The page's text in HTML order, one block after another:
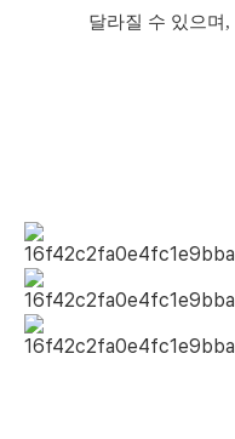
달라질 수 있으며 ,